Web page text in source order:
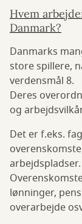
Hvem
Danmark?
Danmarks
store spillere,
verdensmål 8.
Deres
og
Det er f.eks.
arbejdspladser.
lønninger,
overarbejde